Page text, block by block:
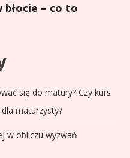
błocie – co to
się do matury? Czy kurs
maturzysty?
w obliczu wyzwań